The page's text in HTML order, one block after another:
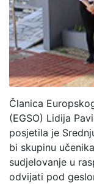
Članica
(EGSO) Lidija
posjetila je
bi skupinu
sudjelovanje u
odvijati pod